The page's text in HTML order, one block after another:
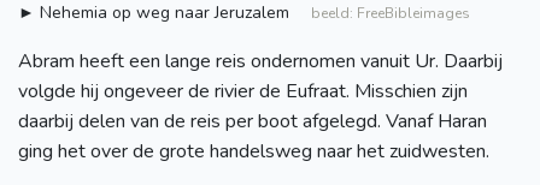
► Nehemia op weg naar Jeruzalem beeld: FreeBibleimages
Abram heeft een lange reis ondernomen vanuit Ur. Daarbij
volgde hij ongeveer de rivier de Eufraat. Misschien zijn
daarbij delen van de reis per boot afgelegd. Vanaf Haran
ging het over de grote handelsweg naar het zuidwesten.